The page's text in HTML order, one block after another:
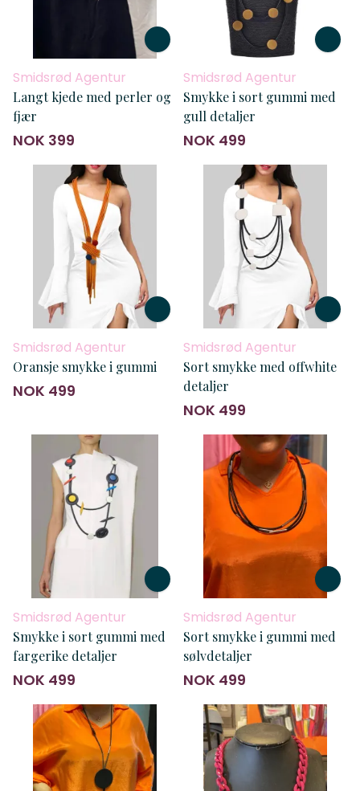
Smidsrød Agentur
Langt kjede med perler og
fjær
NOK 399
Smidsrød Agentur
Smykke i sort gummi med
gull detaljer
NOK 499
Smidsrød Agentur
Oransje smykke i gummi
NOK 499
Smidsrød Agentur
Sort smykke med offwhite
detaljer
NOK 499
Smidsrød Agentur
Smykke i sort gummi med
fargerike detaljer
NOK 499
Smidsrød Agentur
Sort smykke i gummi med
sølvdetaljer
NOK 499